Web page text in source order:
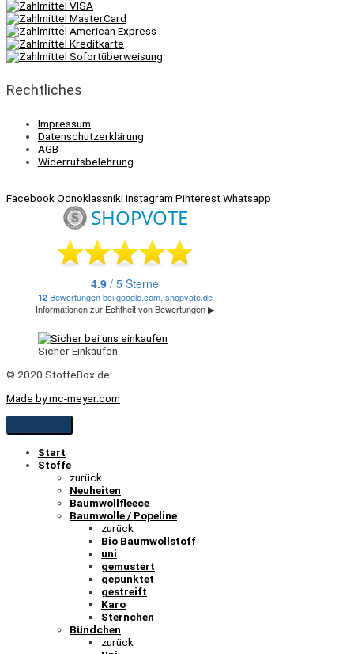
Rechtliches
Impressum
Datenschutzerklärung
AGB
Widerrufsbelehrung
FacebookOdnoklassnikiInstagram PinterestWhatsapp
Sicher Einkaufen
© 2020 StoffeBox.de
Made by mc-meyer.com
Start
Stoffe
zurück
Neuheiten
Baumwollfleece
Baumwolle / Popeline
zurück
Bio Baumwollstoff
uni
gemustert
gepunktet
gestreift
Karo
Sternchen
Bündchen
zurück